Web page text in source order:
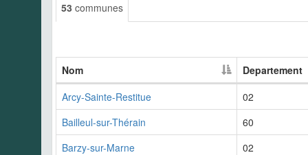
53 communes
Nom
Departement
Arcy-Sainte-Restitue
02
Bailleul-sur-Thérain
60
Barzy-sur-Marne
02